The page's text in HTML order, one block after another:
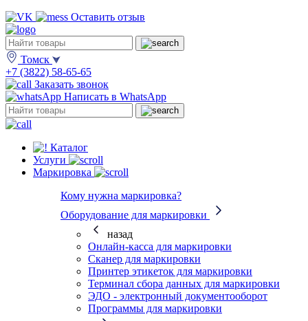
Оставить отзыв
Томск
+7 (3822) 58-65-65
Заказать звонок
Написать в WhatsApp
Каталог
Услуги
Маркировка
Кому нужна маркировка?
Оборудование для маркировки
назад
Онлайн-касса для маркировки
Сканер для маркировки
Принтер этикеток для маркировки
Терминал сбора данных для маркировки
ЭДО - электронный документооборот
Программы для маркировки